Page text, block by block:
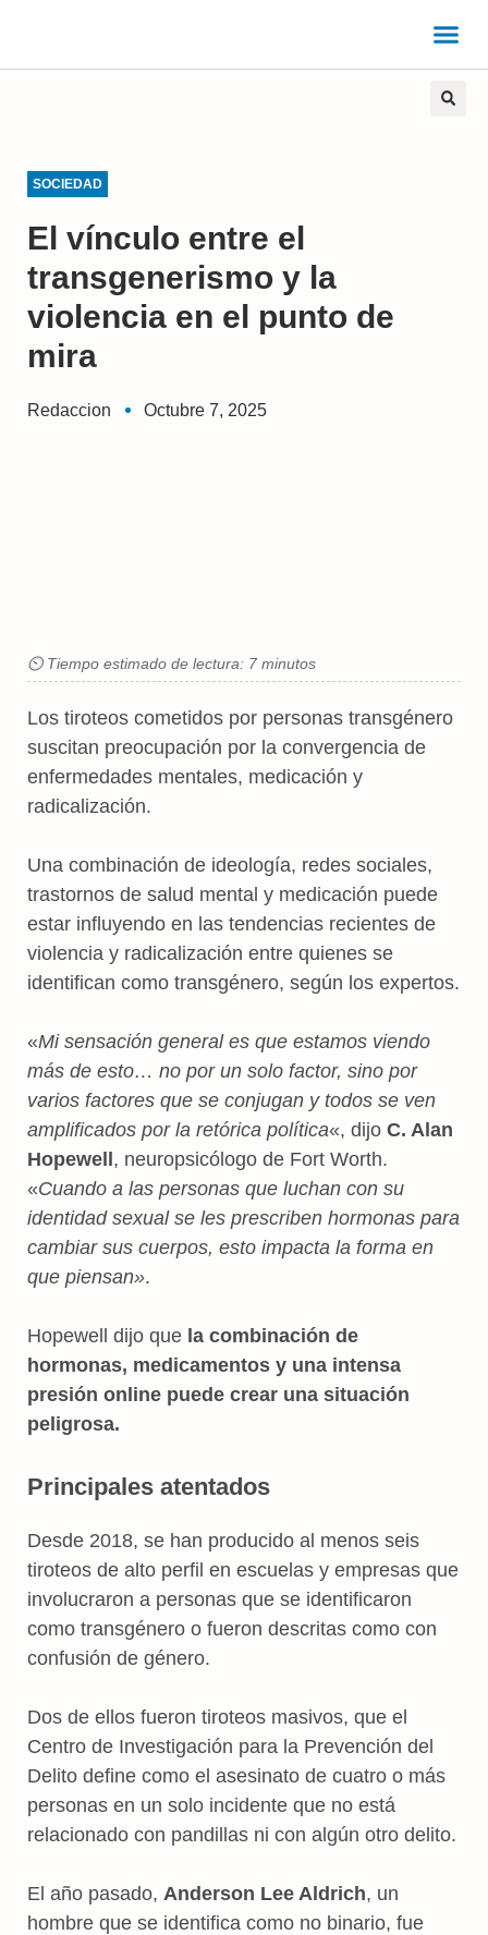
SOCIEDAD
El vínculo entre el
transgenerismo y la
violencia en el punto de
mira
Redaccion Octubre 7, 2025
⏲ Tiempo estimado de lectura: 7 minutos
Los tiroteos cometidos por personas transgénero
suscitan preocupación por la convergencia de
enfermedades mentales, medicación y
radicalización.
Una combinación de ideología, redes sociales,
trastornos de salud mental y medicación puede
estar influyendo en las tendencias recientes de
violencia y radicalización entre quienes se
identifican como transgénero, según los expertos.
«Mi sensación general es que estamos viendo
más de esto… no por un solo factor, sino por
varios factores que se conjugan y todos se ven
amplificados por la retórica política«, dijo C. Alan
Hopewell, neuropsicólogo de Fort Worth.
«Cuando a las personas que luchan con su
identidad sexual se les prescriben hormonas para
cambiar sus cuerpos, esto impacta la forma en
que piensan».
Hopewell dijo que la combinación de
hormonas, medicamentos y una intensa
presión online puede crear una situación
peligrosa.
Principales atentados
Desde 2018, se han producido al menos seis
tiroteos de alto perfil en escuelas y empresas que
involucraron a personas que se identificaron
como transgénero o fueron descritas como con
confusión de género.
Dos de ellos fueron tiroteos masivos, que el
Centro de Investigación para la Prevención del
Delito define como el asesinato de cuatro o más
personas en un solo incidente que no está
relacionado con pandillas ni con algún otro delito.
El año pasado, Anderson Lee Aldrich, un
hombre que se identifica como no binario, fue